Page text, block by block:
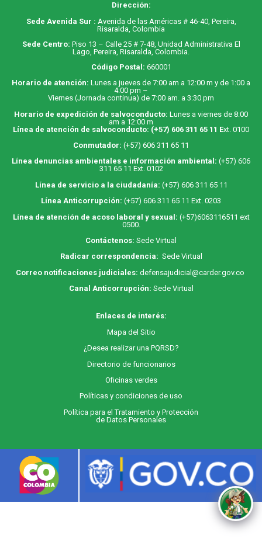
Dirección:
Sede Avenida Sur : Avenida de las Américas # 46-40, Pereira,
Risaralda, Colombia
Sede Centro: Piso 13 – Calle 25 # 7-48, Unidad Administrativa El
Lago, Pereira, Risaralda, Colombia.
Código Postal: 660001
Horario de atención: Lunes a jueves de 7:00 am a 12:00 m y de 1:00 a
4:00 pm –
Viernes (Jornada continua) de 7:00 am. a 3:30 pm
Horario de expedición de salvoconducto: Lunes a viernes de 8:00
am a 12:00 m
Línea de atención de salvoconducto: (+57) 606 311 65 11 Ext. 0100
Conmutador: (+57) 606 311 65 11
Línea denuncias ambientales e información ambiental: (+57) 606
311 65 11 Ext. 0102
Línea de servicio a la ciudadanía: (+57) 606 311 65 11
Línea Anticorrupción: (+57) 606 311 65 11 Ext. 0203
Línea de atención de acoso laboral y sexual: (+57)6063116511 ext
0500.
Contáctenos: Sede Virtual
Radicar correspondencia: Sede Virtual
Correo notificaciones judiciales: defensajudicial@carder.gov.co
Canal Anticorrupción: Sede Virtual
Enlaces de interés:
Mapa del Sitio
¿Desea realizar una PQRSD?
Directorio de funcionarios
Oficinas verdes
Políticas y condiciones de uso
Política para el Tratamiento y Protección
de Datos Personales